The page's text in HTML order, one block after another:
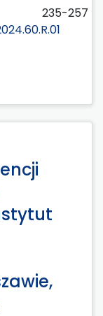
235-257